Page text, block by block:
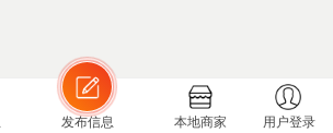
发布信息 本地商家 用户登录